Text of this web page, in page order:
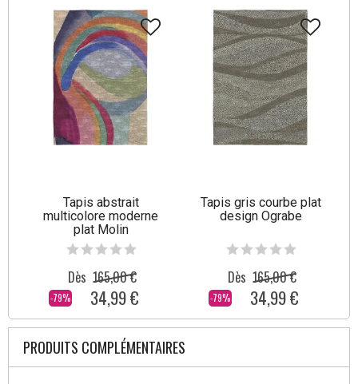
Tapis abstrait
multicolore moderne
plat Molin
-79%
Dès 165,00 €
34,99 €
Tapis gris courbe plat
design Ograbe
-79%
Dès 165,00 €
34,99 €
PRODUITS COMPLÉMENTAIRES